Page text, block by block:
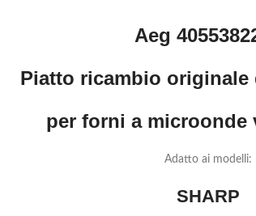
Aeg
Piatto ricambio originale
per forni a microonde
Adatto ai modelli:
SHARP